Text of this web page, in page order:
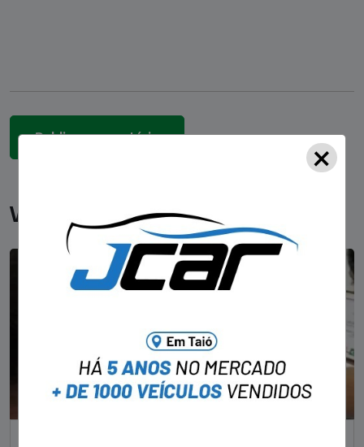
Você pode gostar
×